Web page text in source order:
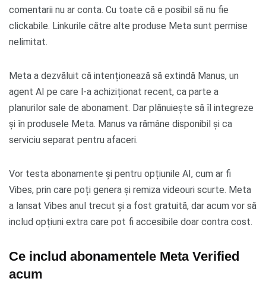
comentarii nu ar conta. Cu toate că e posibil să nu fie
clickabile. Linkurile către alte produse Meta sunt permise
nelimitat.
Meta a dezvăluit că intenționează să extindă Manus, un
agent AI pe care l-a achiziționat recent, ca parte a
planurilor sale de abonament. Dar plănuiește să îl integreze
și în produsele Meta. Manus va rămâne disponibil și ca
serviciu separat pentru afaceri.
Vor testa abonamente și pentru opțiunile AI, cum ar fi
Vibes, prin care poți genera și remiza videouri scurte. Meta
a lansat Vibes anul trecut și a fost gratuită, dar acum vor să
includ opțiuni extra care pot fi accesibile doar contra cost.
Ce includ abonamentele Meta Verified
acum